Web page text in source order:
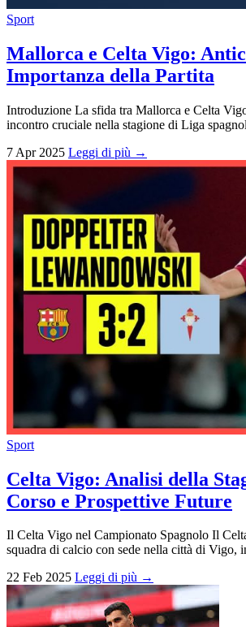
Sport
Mallorca e Celta Vigo:
Importanza della Partita
Introduzione La sfida tra Mallorca e Celta
incontro cruciale nella stagione di Liga
7 Apr 2025 Leggi di più →
Sport
Celta Vigo: Analisi della
Corso e Prospettive Future
Il Celta Vigo nel Campionato Spagnolo Il
squadra di calcio con sede nella città di Vigo,
22 Feb 2025 Leggi di più →